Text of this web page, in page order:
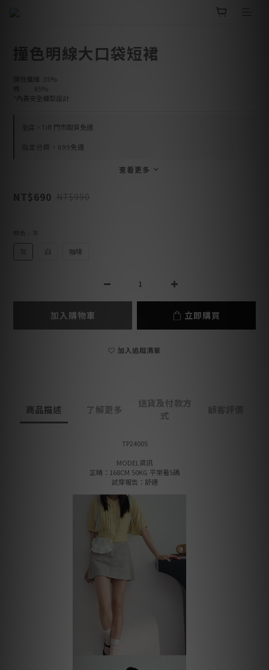
撞色明線大口袋短裙
彈性纖維  35%
棉        65%
*內裏安全褲型設計
全店，Tiff 門市取貨免運
指定分類，699免運
查看更多
NT$690 NT$990
灰 白 咖啡
加入購物車 立即購買
加入追蹤清單
商品描述 了解更多
送貨及付款方
式
顧客評價
TP24005
MODEL資訊
芷晴：168CM 50KG 平常著S碼
試穿報告：舒適